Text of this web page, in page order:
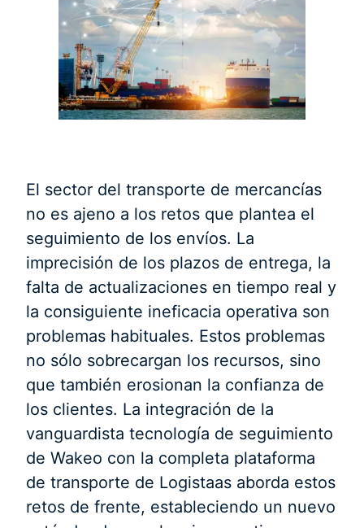
El sector del transporte de mercancías
no es ajeno a los retos que plantea el
seguimiento de los envíos. La
imprecisión de los plazos de entrega, la
falta de actualizaciones en tiempo real y
la consiguiente ineficacia operativa son
problemas habituales. Estos problemas
no sólo sobrecargan los recursos, sino
que también erosionan la confianza de
los clientes. La integración de la
vanguardista tecnología de seguimiento
de Wakeo con la completa plataforma
de transporte de Logistaas aborda estos
retos de frente, estableciendo un nuevo